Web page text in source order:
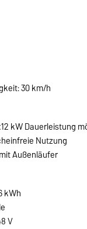
30 km/h
kW Dauerleistung
Nutzung
Außenläufer
kWh
V